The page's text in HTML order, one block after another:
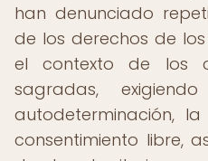
han denunciado
de los derechos de
el contexto de los
sagradas,
autodeterminación,
consentimiento libre,